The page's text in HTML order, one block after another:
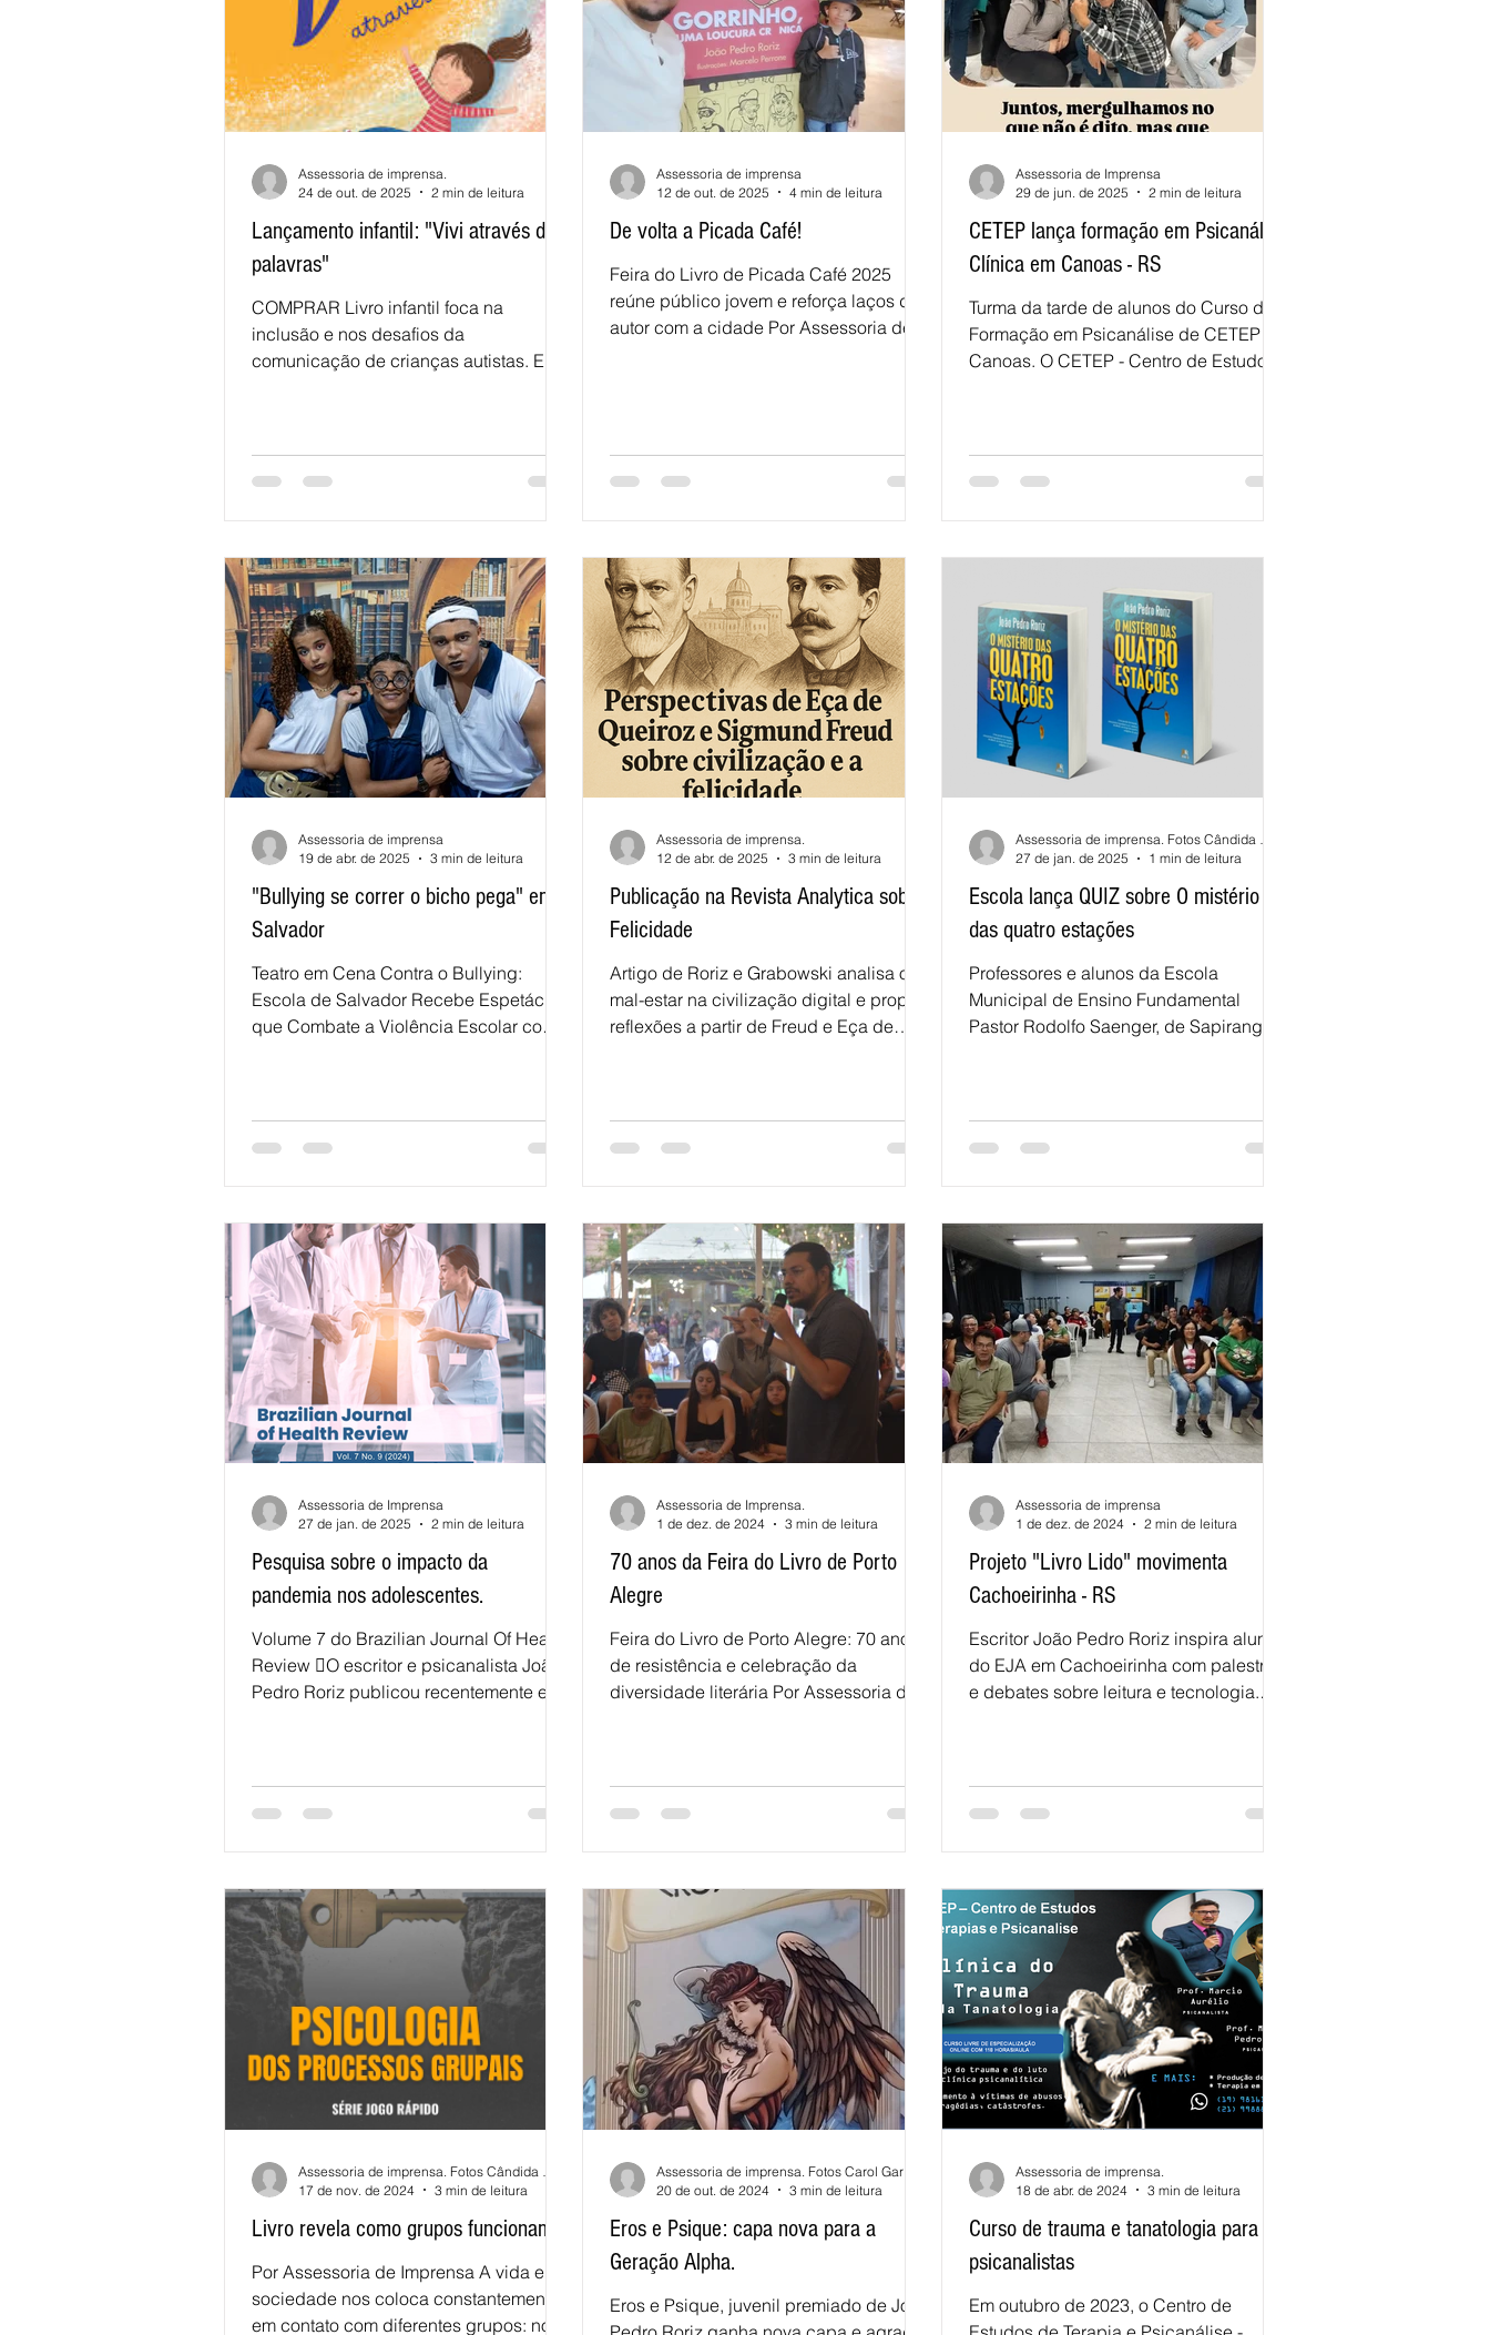
Lançamento infantil: "Vivi através das
palavras"
COMPRAR Livro infantil foca na
inclusão e nos desafios da
comunicação de crianças autistas. Em
quinto e sexto ano. A obra é publicada
pela Editora Paulus e ilustrada por
Vivi, uma menina que enfrenta desafios
únicos para se comunicar e expressar
suas emoções — e que, pouco a
pouco, aprende
Assessoria de imprensa.
24 de out. de 2025
2 min de leitura
De volta a Picada Café!
Feira do Livro de Picada Café 2025
reúne público jovem e reforça laços do
autor com a cidade Por Assessoria de
Mover” , promovida pela Associação
Cultural de Picada Café com apoio
Facebook+3ProCultura+3Diário Oficial
do Rio Grande do Sul+3 )
Assessoria de imprensa
12 de out. de 2025
4 min de leitura
CETEP lança formação em Psicanálise
Clínica em Canoas - RS
Turma da tarde de alunos do Curso de
Formação em Psicanálise de CETEP
Canoas. O CETEP - Centro de Estudos
Assessoria de Imprensa
29 de jun. de 2025
2 min de leitura
"Bullying se correr o bicho pega" em
Salvador
Teatro em Cena Contra o Bullying:
Escola de Salvador Recebe Espetáculo
que Combate a Violência Escolar com
Assessoria de imprensa
19 de abr. de 2025
3 min de leitura
Publicação na Revista Analytica sobre
Felicidade
Artigo de Roriz e Grabowski analisa o
mal-estar na civilização digital e propõe
reflexões a partir de Freud e Eça de
Assessoria de imprensa.
12 de abr. de 2025
3 min de leitura
Escola lança QUIZ sobre O mistério
das quatro estações
Professores e alunos da Escola
Municipal de Ensino Fundamental
Pastor Rodolfo Saenger, de Sapiranga -
Assessoria de imprensa. Fotos Cândida Cunha
27 de jan. de 2025
1 min de leitura
Pesquisa sobre o impacto da
pandemia nos adolescentes.
Volume 7 do Brazilian Journal Of Heath
Review O escritor e psicanalista João
Pedro Roriz publicou recentemente em
Assessoria de Imprensa
27 de jan. de 2025
2 min de leitura
70 anos da Feira do Livro de Porto
Alegre
Feira do Livro de Porto Alegre: 70 anos
de resistência e celebração da
diversidade literária Por Assessoria de
Assessoria de Imprensa.
1 de dez. de 2024
3 min de leitura
Projeto "Livro Lido" movimenta
Cachoeirinha - RS
Escritor João Pedro Roriz inspira alunos
do EJA em Cachoeirinha com palestras
e debates sobre leitura e tecnologia.
Assessoria de imprensa
1 de dez. de 2024
2 min de leitura
Livro revela como grupos funcionam
Por Assessoria de Imprensa A vida em
sociedade nos coloca constantemente
em contato com diferentes grupos: no
17 de nov. de 2024
3 min de leitura
Eros e Psique: capa nova para a
Geração Alpha.
Eros e Psique, juvenil premiado de João
20 de out. de 2024
3 min de leitura
Curso de trauma e tanatologia para
psicanalistas
Em outubro de 2023, o Centro de
Assessoria de imprensa.
18 de abr. de 2024
3 min de leitura